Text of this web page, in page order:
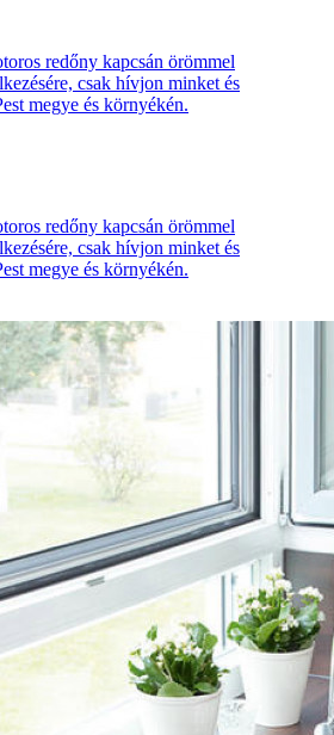
redőny kapcsán örömmel
csak hívjon minket és
megye és környékén.
redőny kapcsán örömmel
csak hívjon minket és
megye és környékén.